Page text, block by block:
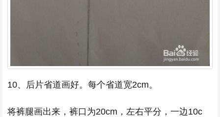
10、后片省道画好。每个省道宽2cm。
将裤腿画出来，裤口为20cm，左右平分，一边10c